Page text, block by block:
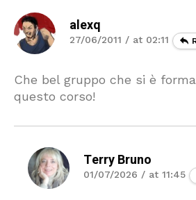
alexq
27/06/2011 / at 02:11
Che bel gruppo che si è
questo corso!
Terry Bruno
01/07/2026 / at 11:45